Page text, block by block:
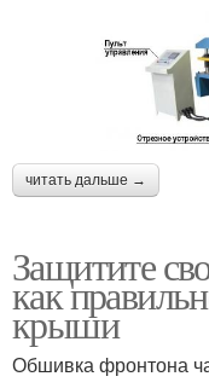
читать дальше →
Защитите
как
крыши
Обшивка фронтона